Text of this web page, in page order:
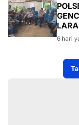
KE
6 hari